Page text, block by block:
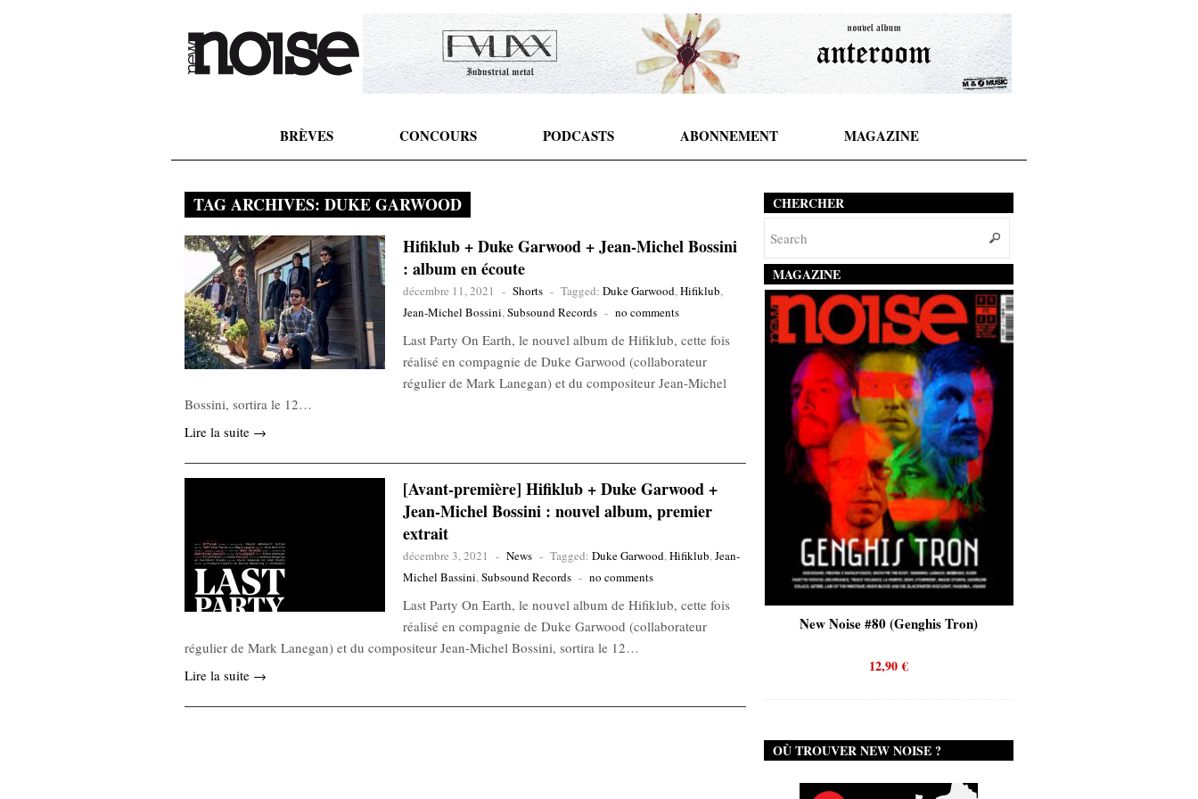
BRÈVES CONCOURS PODCASTS ABONNEMENT MAGAZINE
TAG ARCHIVES: DUKE GARWOOD
Hifiklub + Duke Garwood + Jean-Michel Bossini
: album en écoute
décembre 11, 2021 - Shorts - Tagged: Duke Garwood,Hifiklub,
Jean-Michel Bossini,Subsound Records - no comments
Last Party On Earth, le nouvel album de Hifiklub, cette fois
réalisé en compagnie de Duke Garwood (collaborateur
régulier de Mark Lanegan) et du compositeur Jean-Michel
Bossini, sortira le 12…
Lire la suite →
[Avant-première] Hifiklub + Duke Garwood +
Jean-Michel Bossini : nouvel album, premier
extrait
décembre 3, 2021 - News - Tagged: Duke Garwood,Hifiklub,Jean-
Michel Bassini,Subsound Records - no comments
Last Party On Earth, le nouvel album de Hifiklub, cette fois
réalisé en compagnie de Duke Garwood (collaborateur
régulier de Mark Lanegan) et du compositeur Jean-Michel Bossini, sortira le 12…
Lire la suite →
CHERCHER
MAGAZINE
New Noise #79 (Neurosis) New Noise #80 (Genghis Tron)
12,90€
OÙ TROUVER NEW NOISE ?